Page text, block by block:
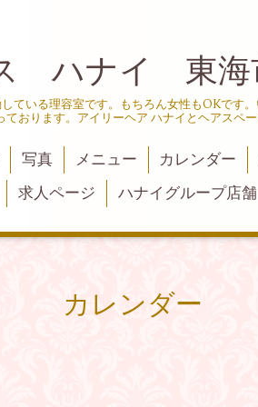
ハナイ 東
ている理容室です。もちろん女性もOKです
おります。アイリーヘア ハナイとヘアスペ
写真 メニュー カレンダー
求人ページ ハナイグループ店舗
カレンダー